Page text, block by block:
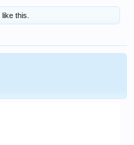
like this.